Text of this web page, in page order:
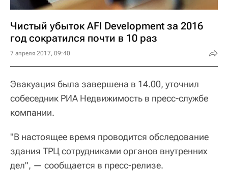
Чистый убыток AFI Development за 2016
год сократился почти в 10 раз
7 апреля 2017, 09:40
Эвакуация была завершена в 14.00, уточнил
собеседник РИА Недвижимость в пресс-службе
компании.
"В настоящее время проводится обследование
здания ТРЦ сотрудниками органов внутренних
дел", — сообщается в пресс-релизе.